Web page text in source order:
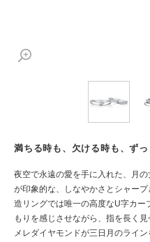
満ちる時も、欠ける時も、ずっ
夜空で永遠の愛を手に入れた、月
が印象的な、しなやかさとシャー
造リングでは唯一の高度なU字カー
もりを感じさせながら、指を長く
メレダイヤモンドが三日月のライ